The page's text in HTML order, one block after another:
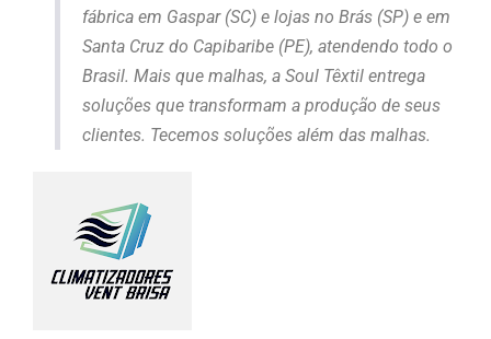
fábrica em Gaspar (SC) e lojas no Brás (SP) e em
Santa Cruz do Capibaribe (PE), atendendo todo o
Brasil. Mais que malhas, a Soul Têxtil entrega
soluções que transformam a produção de seus
clientes. Tecemos soluções além das malhas.